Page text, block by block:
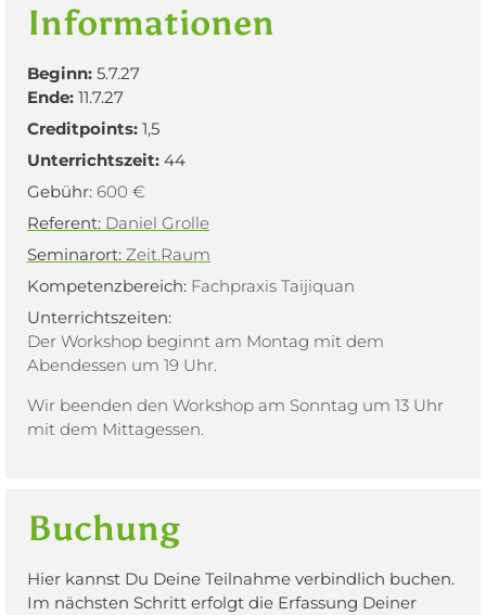
Informationen
Beginn: 5.7.27
Ende: 11.7.27
Creditpoints: 1,5
Unterrichtszeit: 44
Gebühr: 600 €
Referent: Daniel Grolle
Seminarort: Zeit.Raum
Kompetenzbereich: Fachpraxis Taijiquan
Unterrichtszeiten:
Der Workshop beginnt am Montag mit dem
Abendessen um 19 Uhr.
Wir beenden den Workshop am Sonntag um 13 Uhr
mit dem Mittagessen.
Buchung
Hier kannst Du Deine Teilnahme verbindlich buchen.
Im nächsten Schritt erfolgt die Erfassung Deiner